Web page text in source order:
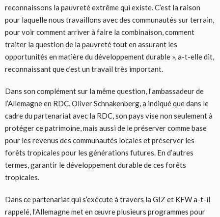
reconnaissons la pauvreté extrême qui existe. C’est la raison
pour laquelle nous travaillons avec des communautés sur terrain,
pour voir comment arriver à faire la combinaison, comment
traiter la question de la pauvreté tout en assurant les
opportunités en matière du développement durable », a-t-elle dit,
reconnaissant que c’est un travail très important.
Dans son complément sur la même question, l’ambassadeur de
l’Allemagne en RDC, Oliver Schnakenberg, a indiqué que dans le
cadre du partenariat avec la RDC, son pays vise non seulement à
protéger ce patrimoine, mais aussi de le préserver comme base
pour les revenus des communautés locales et préserver les
forêts tropicales pour les générations futures. En d’autres
termes, garantir le développement durable de ces forêts
tropicales.
Dans ce partenariat qui s’exécute à travers la GIZ et KFW a-t-il
rappelé, l’Allemagne met en œuvre plusieurs programmes pour